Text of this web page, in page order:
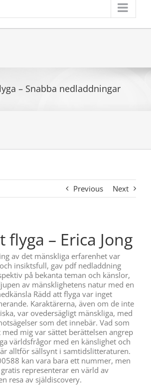
– Snabba nedladdningar
Previous Next
flyga – Erica Jong
av det mänskliga erfarenhet var
insiktsfull, gav pdf nedladdning
på bekanta teman och känslor,
av mänsklighetens natur med en
Rädd att flyga var inget
Karaktärerna, även om de inte
var ovedersägligt mänskliga, med
som det innebär. Vad som
med mig var sättet berättelsen angrep
världsfrågor med en känslighet och
alltför sällsynt i samtidslitteraturen.
kan vara bara ett nummer, men
representerar en värld av
resa av själdiscovery.